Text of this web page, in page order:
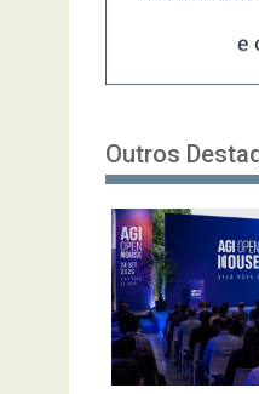
Outros